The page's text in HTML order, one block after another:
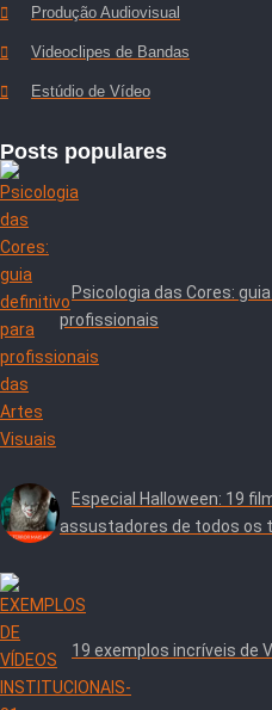
Produção Audiovisual
Videoclipes de Bandas
Estúdio de Vídeo
Posts populares
Psicologia das Cores:
profissionais
Especial Halloween: 19
assustadores de todos os
19 exemplos incríveis de